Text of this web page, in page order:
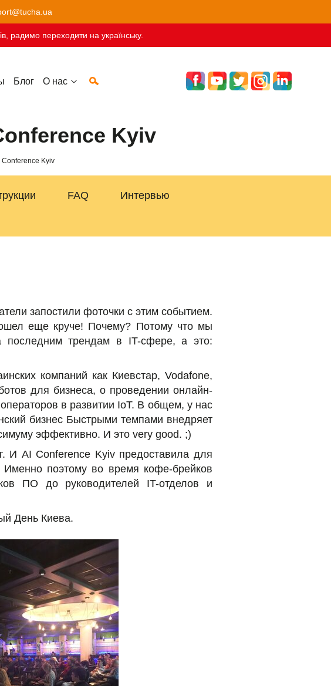
радимо переходити на українську.
Блог О нас
Kyiv
Conference Kyiv
FAQ
Интервью
запостили фоточки с этим событием.
еще круче! Почему? Потому что мы
трендам в IT-сфере, а это:
компаний как Киевстар, Vodafone,
для бизнеса, о проведении онлайн-
в развитии IoT. В общем, у нас
бизнес Быстрыми темпами внедряет
эффективно. И это very good. ;)
И AI Conference Kyiv предоставила для
поэтому во время кофе-брейков
ПО до руководителей IT-отделов и
День Киева.